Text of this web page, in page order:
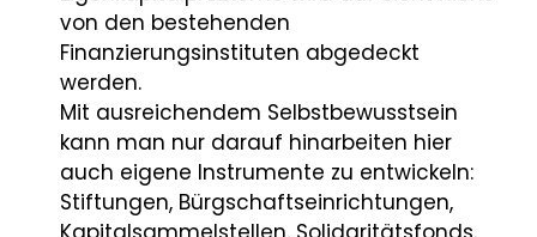
von den bestehenden
Finanzierungsinstituten abgedeckt
werden.
Mit ausreichendem Selbstbewusstsein
kann man nur darauf hinarbeiten hier
auch eigene Instrumente zu entwickeln:
Stiftungen, Bürgschaftseinrichtungen,